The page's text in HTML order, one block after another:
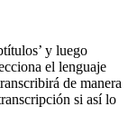
y luego
el lenguaje
de manera
si así lo